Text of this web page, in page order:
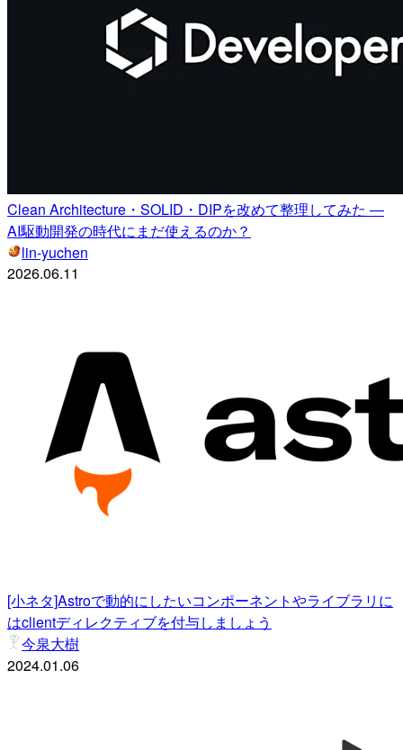
Clean Architecture・SOLID・DIPを改めて整理してみた —
AI駆動開発の時代にまだ使えるのか？
lin-yuchen
2026.06.11
[小ネタ]Astroで動的にしたいコンポーネントやライブラリに
はclientディレクティブを付与しましょう
今泉大樹
2024.01.06